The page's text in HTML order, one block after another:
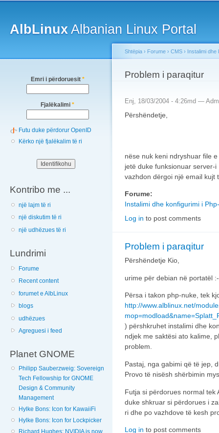
AlbLinuxAlbanian Linux Portal
Emri i përdoruesit *
Fjalëkalimi *
Futu duke përdorur OpenID
Kërko një fjalëkalim të ri
Kontribo me ...
një lajm të ri
një diskutim të ri
një udhëzues të ri
Lundrimi
Forume
Recent content
forumet e AlbLinux
blogs
udhëzues
Agreguesi i feed
Planet GNOME
Philipp Sauberzweig: Sovereign
Tech Fellowship for GNOME
Design & Community
Management
Hylke Bons: Icon for KawaiiFi
Hylke Bons: Icon for Lockpicker
Richard Hughes: NVIDIA is now
You are here
Shtëpia › Forume › CMS › Instalimi dhe
Problem i paraqitur
Enj, 18/03/2004 - 4:26md —
Përshëndetje,
nëse nuk keni ndryshuar file
jetë duke funksionuar server-
vazhdon dërgoi një email kujt
Forume:
Instalimi dhe konfigurimi i
Log in to post comments
Problem i paraqitur
Përshëndetje Kio,
urime për debian në portatël
Përsa i takon php-nuke, tek
http://www.alblinux.net/
) përshkruhet instalimi dhe
ndjek me saktësi ato kalime,
problem.
Pastaj, nga gabimi që të jep,
Provo të nisësh shërbimin
Futja si përdorues normal tek
duke shkruar si përdorues i
ri dhe po vazhdove të kesh
Log in to post comments